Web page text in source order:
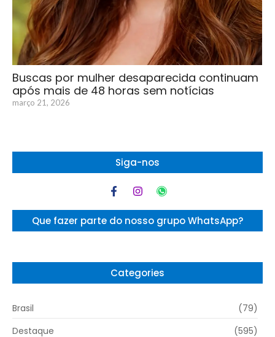
Buscas por mulher desaparecida continuam
após mais de 48 horas sem notícias
março 21, 2026
Siga-nos
Que fazer parte do nosso grupo WhatsApp?
Categories
Brasil
(79)
Destaque
(595)